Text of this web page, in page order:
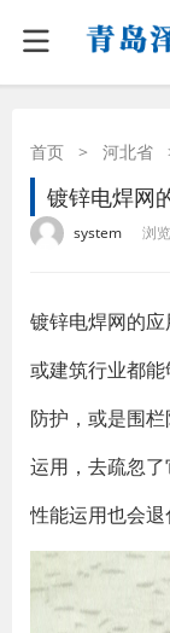
首页 > 河北省
镀锌电焊网
system 浏
镀锌电焊网的
或建筑行业都
防护，或是围
运用，去疏忽
性能运用也会退